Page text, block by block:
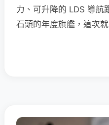
力、可升降的 LDS 導航
石頭的年度旗艦，這次